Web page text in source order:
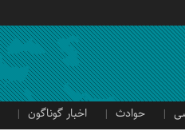
حوادث اخبار گوناگون